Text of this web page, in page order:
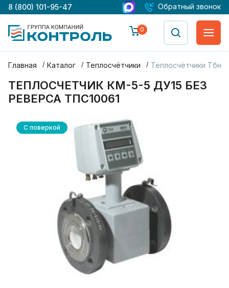
8 (800) 101-95-47 Обратный звонок
0
Главная Каталог Теплосчётчики Теплосчётчики Тбн
ТЕПЛОСЧЕТЧИК КМ-5-5 ДУ15 БЕЗ
РЕВЕРСА ТПС10061
С поверкой